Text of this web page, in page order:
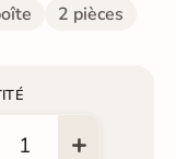
2 pièces